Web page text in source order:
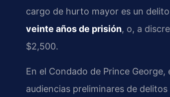
cargo de hurto mayor es un
veinte años de prisión, o, a
$2,500.
En el Condado de Prince
audiencias preliminares de